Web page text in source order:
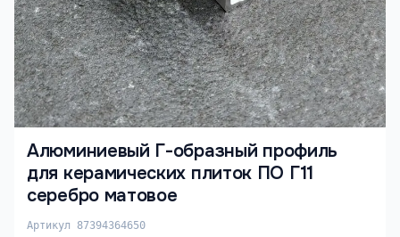
Алюминиевый Г-образный профиль
для керамических плиток ПО Г11
серебро матовое
Артикул 87394364650